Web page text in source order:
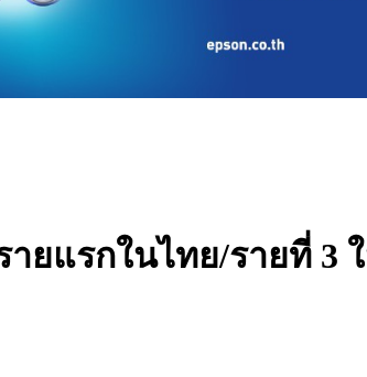
ยแรกในไทย/รายที่ 3